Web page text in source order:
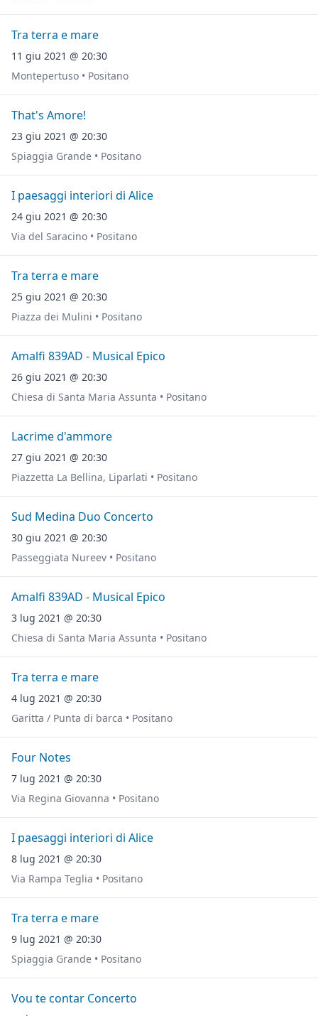
Tra terra e mare
11 giu 2021 @ 20:30
Montepertuso • Positano
That's Amore!
23 giu 2021 @ 20:30
Spiaggia Grande • Positano
I paesaggi interiori di Alice
24 giu 2021 @ 20:30
Via del Saracino • Positano
Tra terra e mare
25 giu 2021 @ 20:30
Piazza dei Mulini • Positano
Amalfi 839AD - Musical Epico
26 giu 2021 @ 20:30
Chiesa di Santa Maria Assunta • Positano
Lacrime d'ammore
27 giu 2021 @ 20:30
Piazzetta La Bellina, Liparlati • Positano
Sud Medina Duo Concerto
30 giu 2021 @ 20:30
Passeggiata Nureev • Positano
Amalfi 839AD - Musical Epico
3 lug 2021 @ 20:30
Chiesa di Santa Maria Assunta • Positano
Tra terra e mare
4 lug 2021 @ 20:30
Garitta / Punta di barca • Positano
Four Notes
7 lug 2021 @ 20:30
Via Regina Giovanna • Positano
I paesaggi interiori di Alice
8 lug 2021 @ 20:30
Via Rampa Teglia • Positano
Tra terra e mare
9 lug 2021 @ 20:30
Spiaggia Grande • Positano
Vou te contar Concerto